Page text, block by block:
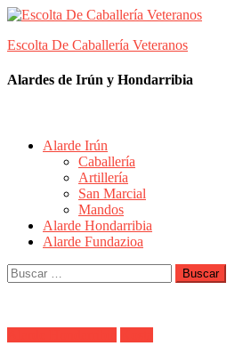
Skip
content
Escolta De Caballería Veteranos
Alardes de Irún y Hondarribia
Alarde Irún
Caballería
Artillería
San Marcial
Mandos
Alarde Hondarribia
Alarde Fundazioa
Buscar: